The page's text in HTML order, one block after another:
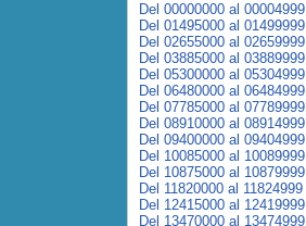
Del 00000000 al 00004999
Del 01495000 al 01499999
Del 02655000 al 02659999
Del 03885000 al 03889999
Del 05300000 al 05304999
Del 06480000 al 06484999
Del 07785000 al 07789999
Del 08910000 al 08914999
Del 09400000 al 09404999
Del 10085000 al 10089999
Del 10875000 al 10879999
Del 11820000 al 11824999
Del 12415000 al 12419999
Del 13470000 al 13474999